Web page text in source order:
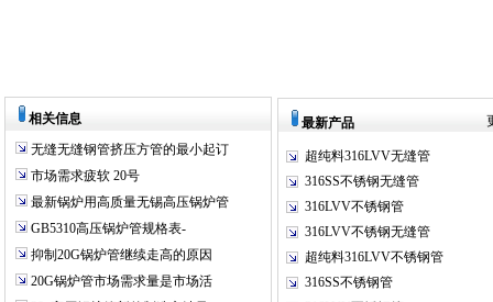
相关信息
无缝无缝钢管挤压方管的最小起订
市场需求疲软 20号
最新锅炉用高质量无锡高压锅炉管
GB5310高压锅炉管规格表-
抑制20G锅炉管继续走高的原因
20G锅炉管市场需求量是市场活
最新产品
超纯料316LVV无缝管
316SS不锈钢无缝管
316LVV不锈钢管
316LVV不锈钢无缝管
超纯料316LVV不锈钢管
316SS不锈钢管